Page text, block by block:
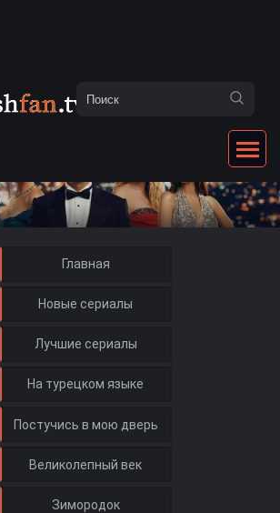
Главная
Новые сериалы
Лучшие сериалы
На турецком языке